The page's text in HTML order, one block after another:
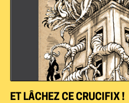
ET LÂCHEZ CE CRUCIFIX !